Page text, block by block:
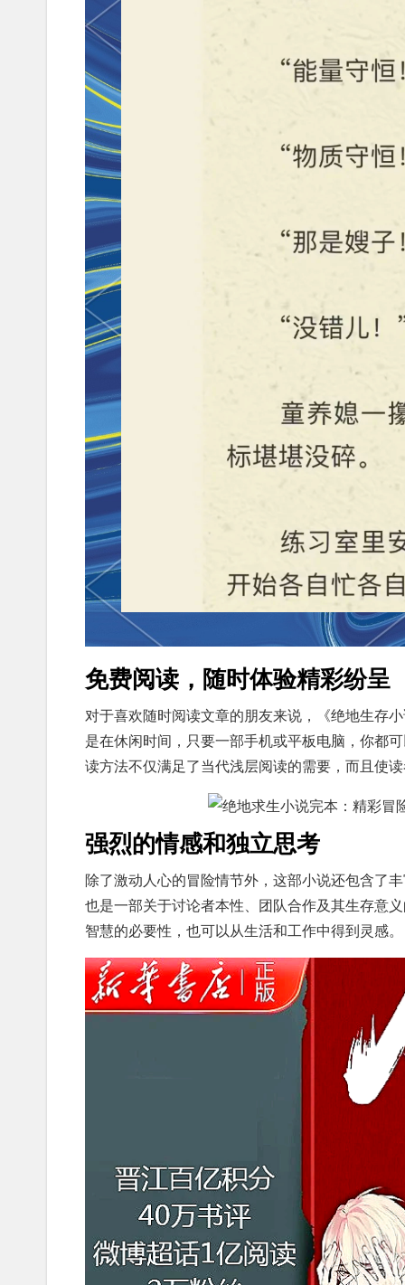
免费阅读，随时体验精彩纷呈
对于喜欢随时阅读文章的朋友来说，《绝地生存
是在休闲时间，只要一部手机或平板电脑，你都
读方法不仅满足了当代浅层阅读的需要，而且使
强烈的情感和独立思考
除了激动人心的冒险情节外，这部小说还包含了
也是一部关于讨论者本性、团队合作及其生存意
智慧的必要性，也可以从生活和工作中得到灵感。